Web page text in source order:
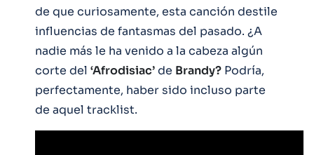
de que curiosamente, esta canción destile
influencias de fantasmas del pasado. ¿A
nadie más le ha venido a la cabeza algún
corte del ‘Afrodisiac’de Brandy? Podría,
perfectamente, haber sido incluso parte
de aquel tracklist.